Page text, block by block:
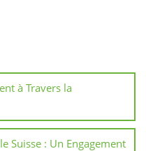
à Travers la
Suisse : Un Engagement